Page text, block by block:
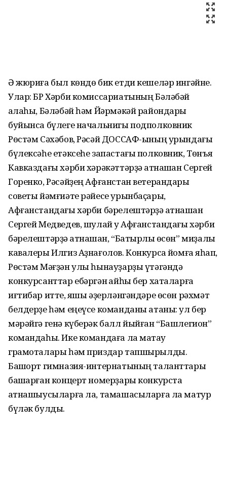
Ә жюриға был көндө бик етди кешеләр ингәйне.
Улар: БР Хәрби комиссариатының Бәләбәй
ҡалаһы, Бәләбәй һәм Йәрмәкәй райондары
буйынса бүлеге начальнигы подполковник
Рөстәм Сәхәбов, Рәсәй ДОССАФ-ының урындағы
бүлексәһе етәксеһе запастағы полковник, Төнъяҡ
Кавказдағы хәрби хәрәкәттәрҙә ҡатнашҡан Сергей
Горенко, Рәсәйҙең Афғанстан ветерандары
советы йәмғиәте рәйесе урынбаҫары,
Афғанстандағы хәрби бәрелештәрҙә ҡатнашҡан
Сергей Медведев, шулай уҡ Афғанстандағы хәрби
бәрелештәрҙә ҡатнашҡан, “Батырлыҡ өсөн” миҙалы
кавалеры Илгиз Аҙнағолов. Конкурсҡа йомғаҡ яһап,
Рөстәм Мәғҙән улы һынауҙарҙы үтәгәндә
конкурсанттар ебәргән ҡайһы бер хаталарға
иғтибар итте, яҡшы әҙерләнгәндәре өсөн рәхмәт
белдерҙе һәм еңеүсе команданы атаны: ул бер
мәрәйгә генә күберәк балл йыйған “Башлегион”
командаһы. Ике командаға ла маҡтау
грамоталары һәм приздар тапшырылды.
Башҡорт гимназия-интернатының таланттары
башҡарған концерт номерҙары конкурста
ҡатнашыусыларға ла, тамашасыларға ла матур
бүләк булды.